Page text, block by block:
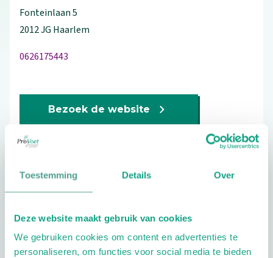
Toestemming Details Over
Deze website maakt gebruik van cookies
We gebruiken cookies om content en advertenties te
personaliseren, om functies voor social media te bieden
Fonteinlaan5
2012 JG Haarlem
0626175443
Bezoek de website
Diabetes
Wellness
Geriatrie